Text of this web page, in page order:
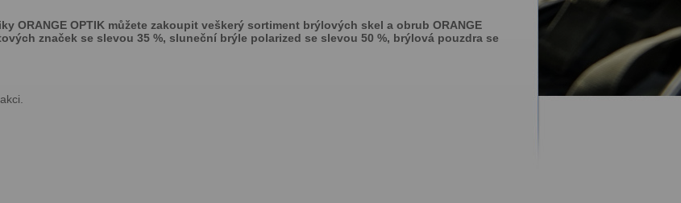
ORANGE OPTIK můžete zakoupit veškerý sortiment brýlových skel a obrub ORANGE
značek se slevou 35 %, sluneční brýle polarized se slevou 50 %, brýlová pouzdra se